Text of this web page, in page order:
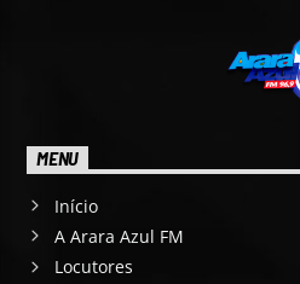
MENU
Início
A Arara Azul FM
Locutores